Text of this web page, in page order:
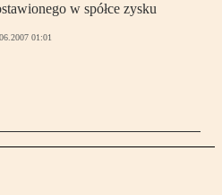
w spółce zysku
01:01